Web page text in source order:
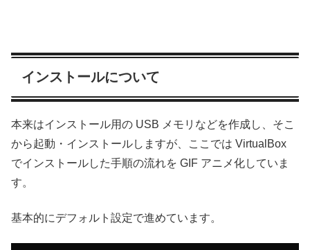
インストールについて
本来はインストール用の USB メモリなどを作成し、そこ
から起動・インストールしますが、ここでは VirtualBox
でインストールした手順の流れを GIF アニメ化していま
す。
基本的にデフォルト設定で進めています。